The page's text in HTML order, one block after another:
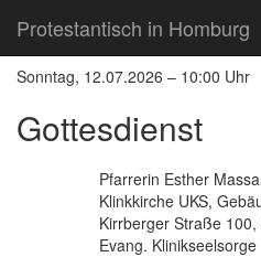
zum
Inhalt
springen
Protestantisch in Homburg
zum
Inhalt
springen
zurück zur
Sonntag, 12.07.2026 – 10:00 Uhr
Gottesdienst
Pfarrerin Esther
Klinkkirche UKS,
Kirrberger Straße
Evang. Klinikseelsorge